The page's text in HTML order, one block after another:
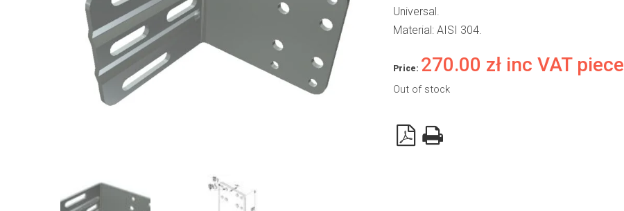
Universal.
Material: AISI 304.
Price: 270.00 zł inc VAT piece
Out of stock